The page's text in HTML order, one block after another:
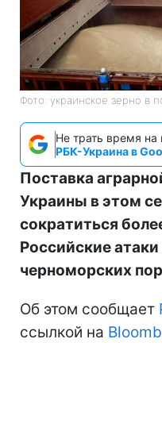
Фото: украинское зерно в
Не трать время на
РБК-Украина в
Поставка
Украины в этом
сократиться
Российские
черноморских
Об этом сообщает
ссылкой на